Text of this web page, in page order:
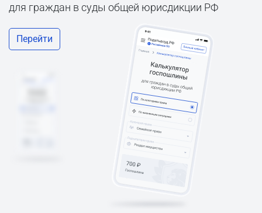
для граждан в суды общей юрисдикции РФ
Перейти